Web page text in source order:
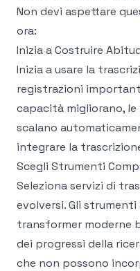
Non devi aspettare
ora:
Inizia a Costruire
Inizia a usare la
registrazioni
capacità migliorano,
scalano
integrare la
Scegli Strumenti
Seleziona servizi di
evolversi. Gli
transformer moderne
dei progressi della
che non possono